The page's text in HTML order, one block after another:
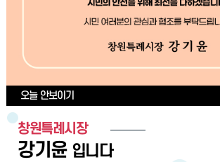
오늘 안보이기
창원특례시장
강기윤 입니다